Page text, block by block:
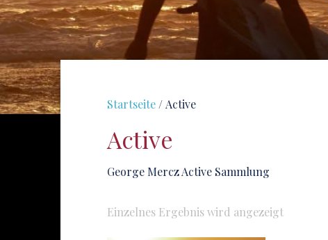
Startseite / Active
Active
George Mercz Active Sammlung
Einzelnes Ergebnis wird angezeigt